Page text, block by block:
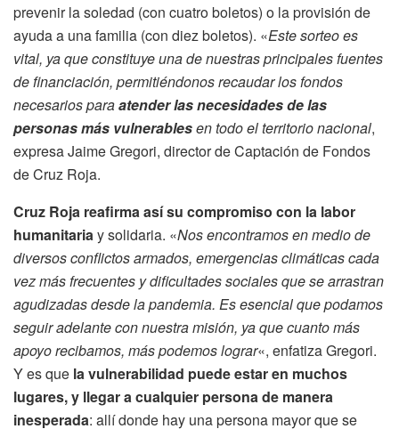
prevenir la soledad (con cuatro boletos) o la provisión de
ayuda a una familia (con diez boletos). «Este sorteo es
vital, ya que constituye una de nuestras principales fuentes
de financiación, permitiéndonos recaudar los fondos
necesarios paraatender las necesidades de las
personas más vulnerablesen todo el territorio nacional,
expresa Jaime Gregori, director de Captación de Fondos
de Cruz Roja.
Cruz Roja reafirma así su compromiso con la labor
humanitariay solidaria. «Nos encontramos en medio de
diversos conflictos armados, emergencias climáticas cada
vez más frecuentes y dificultades sociales que se arrastran
agudizadas desde la pandemia. Es esencial que podamos
seguir adelante con nuestra misión, ya que cuanto más
apoyo recibamos, más podemos lograr«, enfatiza Gregori.
Y es que la vulnerabilidad puede estar en muchos
lugares, y llegar a cualquier persona de manera
inesperada: allí donde hay una persona mayor que se